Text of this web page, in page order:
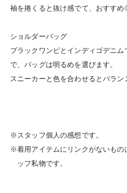
袖を捲くると抜け感でて、おすす
ショルダーバッグ
ブラックワンピとインディゴデニ
で、バッグは明るめを選びます。
スニーカーと色を合わせるとバラン
※スタッフ個人の感想です。
※着用アイテムにリンクがないも
ッフ私物です。